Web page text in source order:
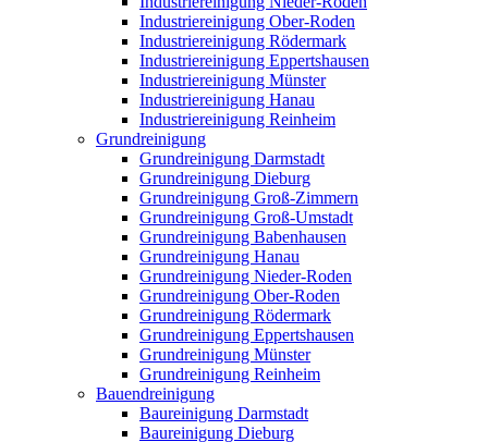
Industriereinigung Ober-Roden
Industriereinigung Rödermark
Industriereinigung Eppertshausen
Industriereinigung Münster
Industriereinigung Hanau
Industriereinigung Reinheim
Grundreinigung
Grundreinigung Darmstadt
Grundreinigung Dieburg
Grundreinigung Groß-Zimmern
Grundreinigung Groß-Umstadt
Grundreinigung Babenhausen
Grundreinigung Hanau
Grundreinigung Nieder-Roden
Grundreinigung Ober-Roden
Grundreinigung Rödermark
Grundreinigung Eppertshausen
Grundreinigung Münster
Grundreinigung Reinheim
Bauendreinigung
Baureinigung Darmstadt
Baureinigung Dieburg